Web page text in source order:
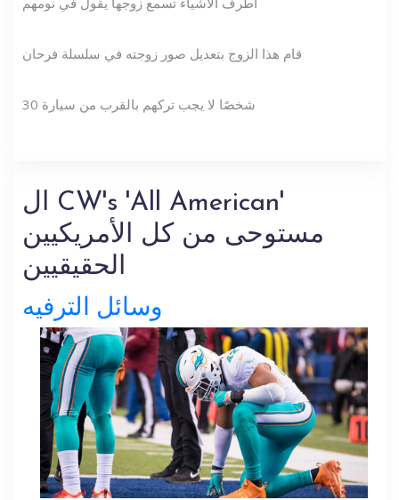
قام هذا الزوج بتعديل صور زوجته في سلسلة فرحان
30 شخصًا لا يجب تركهم بالقرب من سيارة
ال CW's 'All American'
مستوحى من كل الأمريكيين
الحقيقيين
وسائل الترفيه